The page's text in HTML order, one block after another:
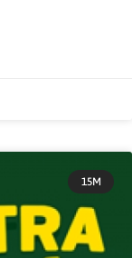
15M